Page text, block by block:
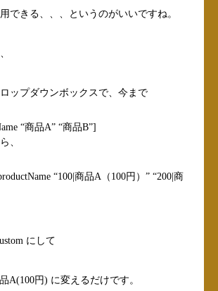
できる、、、というのがいいですね。
ロップダウンボックスで、今まで
“商品A” “商品B”]
、
“100|商品A（100円）” “200|商
にして
A(100円) に変えるだけです。